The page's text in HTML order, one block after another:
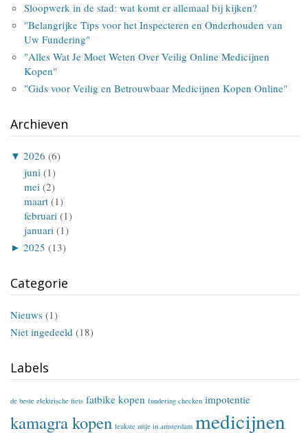
Sloopwerk in de stad: wat komt er allemaal bij kijken?
"Belangrijke Tips voor het Inspecteren en Onderhouden van
Uw Fundering"
"Alles Wat Je Moet Weten Over Veilig Online Medicijnen
Kopen"
"Gids voor Veilig en Betrouwbaar Medicijnen Kopen Online"
Archieven
▼ 2026 (6)
juni (1)
mei (2)
maart (1)
februari (1)
januari (1)
► 2025 (13)
Categorie
Nieuws (1)
Niet ingedeeld (18)
Labels
de beste elektrische fiets fatbike kopen fundering checken impotentie
kamagra kopen leukste uitje in amsterdam medicijnen